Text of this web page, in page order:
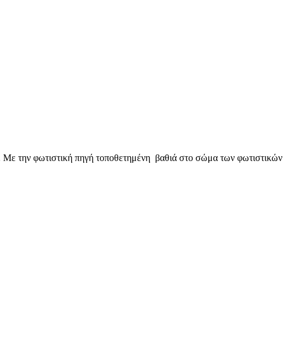
την φωτιστική πηγή τοποθετημένη βαθιά στο σώμα των φωτιστικών